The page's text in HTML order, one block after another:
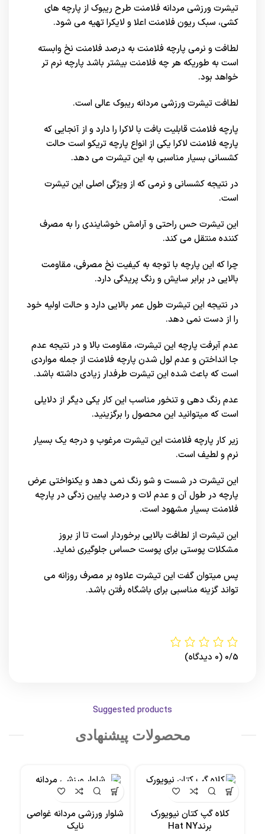
تیشرت ورزشی مردانه فلامنت طرح ریبوک از پارچه های
کشی، سبک ریون فلامنت اعلا و لایکرا تهیه می شود.
لطافت و نرمی پارچه فلامنت به درصد فلامنت نخ وابسته
است به طوریکه هر چه فلامنت بیشتر باشد پارچه نرم تر
خواهد بود.
لطافت تیشرت ورزشی مردانه ریبوک عالی است.
پارچه فلامنت قابلیت بافت با لاکرا را دارد و از آنجایی که
پارچه فلامنت لاکرا یکی از انواع پارچه تریکو است حالت
کشسانی بسیار مناسبی به این تیشرت می دهد.
در نتیجه کشسانی و نرمی که از ویژگی اصلی این تیشرت
است.
این تیشرت حس راحتی و آرامش خوشایندی را به مصرف
کننده منتقل می کند.
چرا که این پارچه با توجه به کیفیت نخ مصرفی، مقاومت
بالایی در برابر سایش و رنگ پریدگی دارد.
در نتیجه این تیشرت طول عمر بالایی دارد و حالت اولیه خود
را از دست نمی دهد.
عدم آبرفت پارچه این تیشرت، مقاومت بالا و در نتیجه عدم
جا انداختن و عدم لول شدن پارچه فلامنت از جمله مواردی
است که باعث شده این تیشرت طرفدار زیادی داشته باشد.
عدم رنگ دهی و تنخور مناسب این کار یکی دیگر از دلایلی
است که میتوانید این محصول را برگزینید.
زیر کار پارچه فلامنت این تیشرت مرغوب و درجه یک بسیار
نرم و لطیف است.
این تیشرت در شست و شو رنگ نمی دهد و یکنواختی عرض
پارچه در طول آن و عدم لات و درصد پایین زدگی در پارچه
فلامنت بسیار مشهود است.
این تیشرت از لطافت بالایی برخوردار است تا از بروز
مشکلات پوستی برای پوست حساس جلوگیری نماید.
پس میتوان گفت این تیشرت علاوه بر مصرف روزانه می
تواند گزینه مناسبی برای باشگاه رفتن باشد.
0/5 (0 دیدگاه)
Suggested products
محصولات پیشنهادی
کلاه گپ کتان نیویورک
برندHat NY
شلوار ورزشی مردانه غواصی
نایک